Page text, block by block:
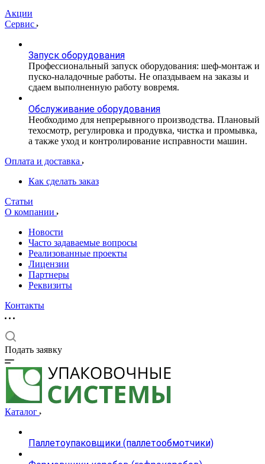
Акции
Сервис
Запуск оборудования
Профессиональный запуск оборудования: шеф-монтаж и
пуско-наладочные работы. Не опаздываем на заказы и
сдаем выполненную работу вовремя.
Обслуживание оборудования
Необходимо для непрерывного производства. Плановый
техосмотр, регулировка и продувка, чистка и промывка,
а также уход и контролирование исправности машин.
Оплата и доставка
Как сделать заказ
Статьи
О компании
Новости
Часто задаваемые вопросы
Реализованные проекты
Лицензии
Партнеры
Реквизиты
Контакты
Подать заявку
Каталог
Паллетоупаковщики (паллетообмотчики)